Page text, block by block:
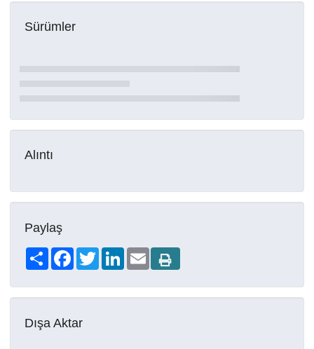
Sürümler
Alıntı
Paylaş
Share FacebookTwitterLinkedIn
Email
Dışa Aktar